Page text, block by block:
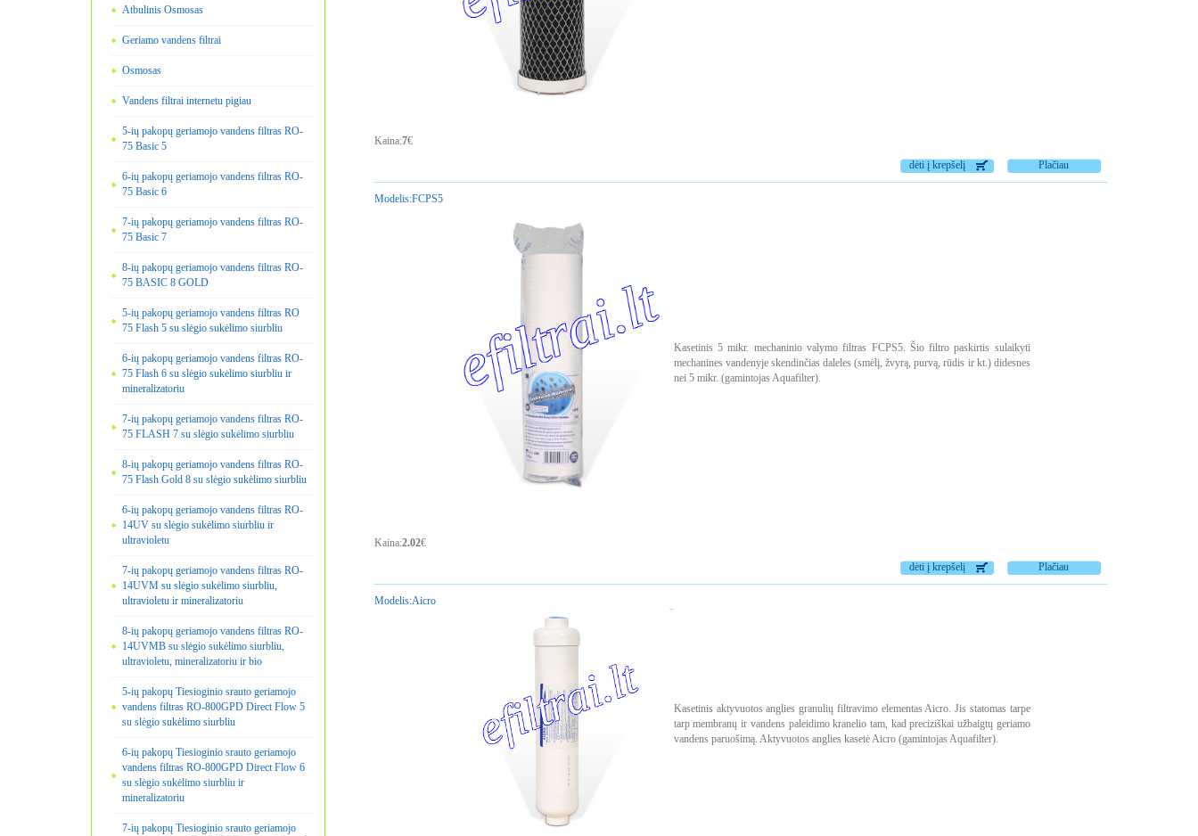
Atbulinis Osmosas
Geriamo vandens filtrai
Osmosas
Vandens filtrai internetu pigiau
5-ių pakopų geriamojo vandens filtras RO-
75 Basic 5
6-ių pakopų geriamojo vandens filtras RO-
75 Basic 6
7-ių pakopų geriamojo vandens filtras RO-
75 Basic 7
8-ių pakopų geriamojo vandens filtras RO-
75 BASIC 8 GOLD
5-ių pakopų geriamojo vandens filtras RO
75 Flash 5 su slėgio sukėlimo siurbliu
6-ių pakopų geriamojo vandens filtras RO-
75 Flash 6 su slėgio sukėlimo siurbliu ir
mineralizatoriu
7-ių pakopų geriamojo vandens filtras RO-
75 FLASH 7 su slėgio sukėlimo siurbliu
8-ių pakopų geriamojo vandens filtras RO-
75 Flash Gold 8 su slėgio sukėlimo siurbliu
6-ių pakopų geriamojo vandens filtras RO-
14UV su slėgio sukėlimo siurbliu ir
ultravioletu
7-ių pakopų geriamojo vandens filtras RO-
14UVM su slėgio sukėlimo siurbliu,
ultravioletu ir mineralizatoriu
8-ių pakopų geriamojo vandens filtras RO-
14UVMB su slėgio sukėlimo siurbliu,
ultravioletu, mineralizatoriu ir bio
5-ių pakopų Tiesioginio srauto geriamojo
vandens filtras RO-800GPD Direct Flow 5
su slėgio sukėlimo siurbliu
6-ių pakopų Tiesioginio srauto geriamojo
vandens filtras RO-800GPD Direct Flow 6
su slėgio sukėlimo siurbliu ir
mineralizatoriu
7-ių pakopų Tiesioginio srauto geriamojo
Kaina:7€
Plačiau
dėti į krepšelį
Modelis:FCPS5
Kasetinis 5 mikr. mechaninio valymo filtras FCPS5. Šio filtro paskirtis sulaikyti
mechanines vandenyje skendinčias daleles (smėlį, žvyrą, purvą, rūdis ir kt.) didesnes
nei 5 mikr. (gamintojas Aquafilter).
Kaina:2.02€
Plačiau
dėti į krepšelį
Modelis:Aicro
Kasetinis aktyvuotos anglies granulių filtravimo elementas Aicro. Jis statomas tarpe
tarp membranų ir vandens paleidimo kranelio tam, kad preciziškai užbaigtų geriamo
vandens paruošimą. Aktyvuotos anglies kasetė Aicro (gamintojas Aquafilter).